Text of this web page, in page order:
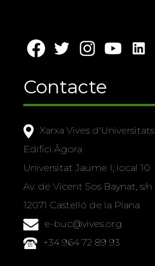
Contacte
Xarxa Vives d'Universitats
Edifici Àgora
Universitat Jaume I, local 10
Av. de Vicent Sos Baynat, s/n
12071 Castelló de la Plana
e-buc@vives.org
+34 964 72 89 93